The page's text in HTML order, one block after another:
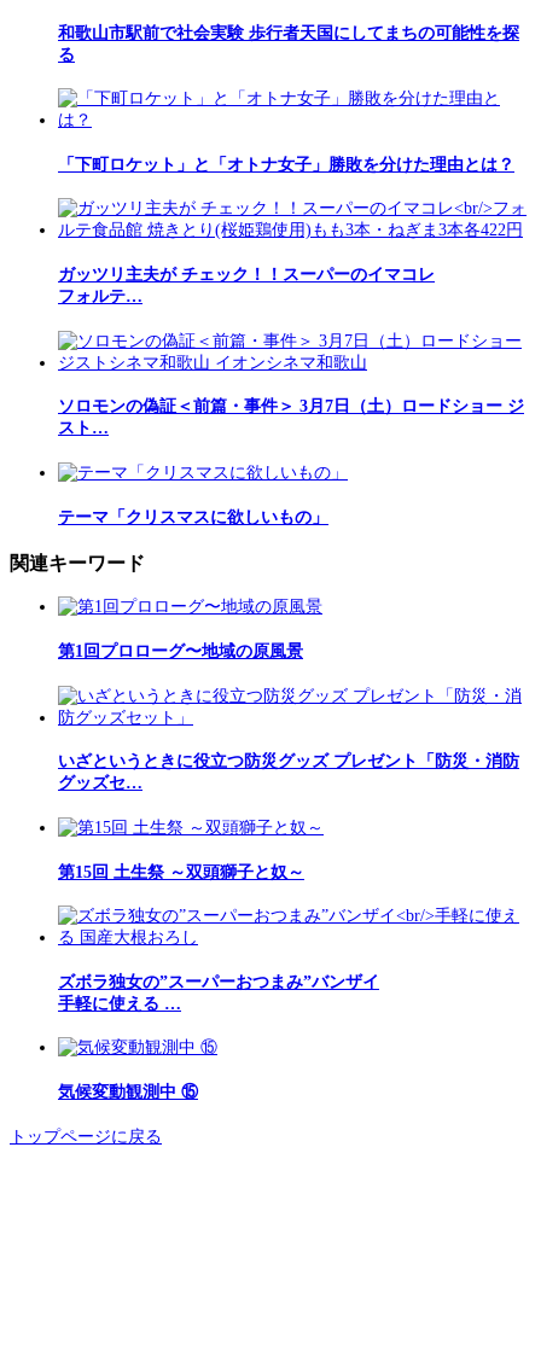
和歌山市駅前で社会実験 歩行者天国にしてまちの可能性を探
る
「下町ロケット」と「オトナ女子」勝敗を分けた理由とは？
ガッツリ主夫が チェック！！スーパーのイマコレ
フォルテ…
ソロモンの偽証＜前篇・事件＞ 3月7日（土）ロードショー ジ
スト…
テーマ「クリスマスに欲しいもの」
関連キーワード
第1回プロローグ〜地域の原風景
いざというときに役立つ防災グッズ プレゼント「防災・消防
グッズセ…
第15回 土生祭 ～双頭獅子と奴～
ズボラ独女の”スーパーおつまみ”バンザイ
手軽に使える …
気候変動観測中 ⑮
トップページに戻る